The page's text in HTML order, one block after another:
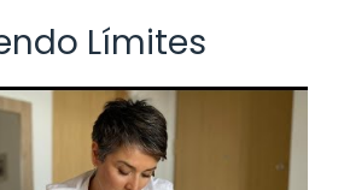
Límites